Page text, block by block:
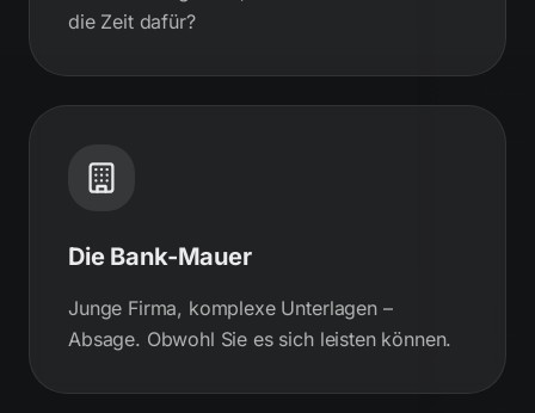
die Zeit dafür?
Die Bank-Mauer
Junge Firma, komplexe Unterlagen –
Absage. Obwohl Sie es sich leisten können.